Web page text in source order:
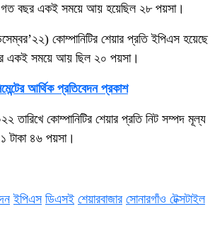
বছর একই সময়ে আয় হয়েছিল ২৮ পয়সা।
কোম্পানিটির শেয়ার প্রতি ইপিএস হয়েছে
একই সময়ে আয় ছিল ২০ পয়সা।
আর্থিক প্রতিবেদন প্রকাশ
তারিখে কোম্পানিটির শেয়ার প্রতি নিট সম্পদ মূল্য
টাকা ৪৬ পয়সা।
ইপিএস ডিএসই শেয়ারবাজার সোনারগাঁও টেক্সটাইল